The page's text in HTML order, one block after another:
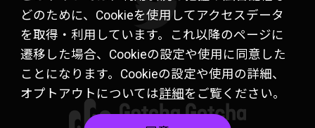
どのために、Cookieを使用してアクセスデータ
を取得・利用しています。これ以降のページに
遷移した場合、Cookieの設定や使用に同意した
ことになります。Cookieの設定や使用の詳細、
オプトアウトについては詳細をご覧ください。